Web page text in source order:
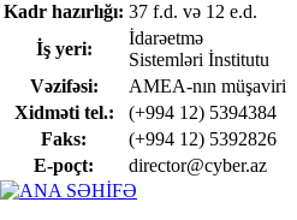
Kadr hazırlığı: 37 f.d. və 12 e.d.
İş yeri:
İdarəetmə
Sistemləri İnstitutu
Vəzifəsi:
AMEA-nın müşaviri
Xidməti tel.:
(+994 12) 5394384
Faks:
(+994 12) 5392826
E-poçt:
director@cyber.az